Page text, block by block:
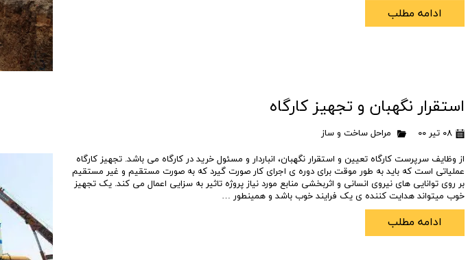
ادامه مطلب
استقرار نگهبان و تجهیز کارگاه
۰۸ تیر ۰۰ مراحل ساخت و ساز
از وظایف سرپرست کارگاه تعیین و استقرار نگهبان، انباردار و مسئول خرید در کارگاه می باشد. تجهیز کارگاه
عملیاتی است که باید به طور موقت برای دوره ی اجرای کار صورت گیرد که به صورت مستقیم و غیر مستقیم
بر روی توانایی های نیروی انسانی و اثربخشی منابع مورد نیاز پروژه تاثیر به سزایی اعمال می کند. یک تجهیز
خوب میتواند هدایت کننده ی یک فرایند خوب باشد و همینطور …
ادامه مطلب